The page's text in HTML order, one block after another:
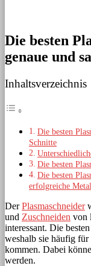
Die besten
genaue und
Inhaltsverzeichnis
Die besten
Schnitte
Die besten
Die besten
erfolgreiche
DerPlasmaschneider
und Zuschneiden von
interessant. Die
weshalb sie häufig
kommen. Dabei
werden.